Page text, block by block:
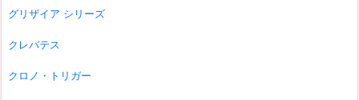
グリザイア シリーズ
クレバテス
クロノ・トリガー